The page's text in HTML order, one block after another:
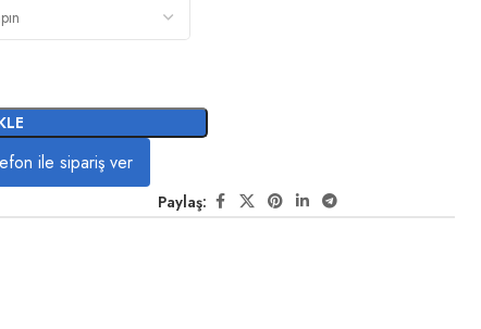
ile sipariş ver
Paylaş: